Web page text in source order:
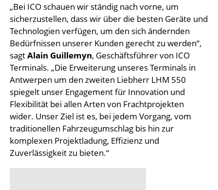
„Bei ICO schauen wir ständig nach vorne, um
sicherzustellen, dass wir über die besten Geräte und
Technologien verfügen, um den sich ändernden
Bedürfnissen unserer Kunden gerecht zu werden“,
sagtAlain Guillemyn, Geschäftsführer von ICO
Terminals. „Die Erweiterung unseres Terminals in
Antwerpen um den zweiten Liebherr LHM 550
spiegelt unser Engagement für Innovation und
Flexibilität bei allen Arten von Frachtprojekten
wider. Unser Ziel ist es, bei jedem Vorgang, vom
traditionellen Fahrzeugumschlag bis hin zur
komplexen Projektladung, Effizienz und
Zuverlässigkeit zu bieten.“